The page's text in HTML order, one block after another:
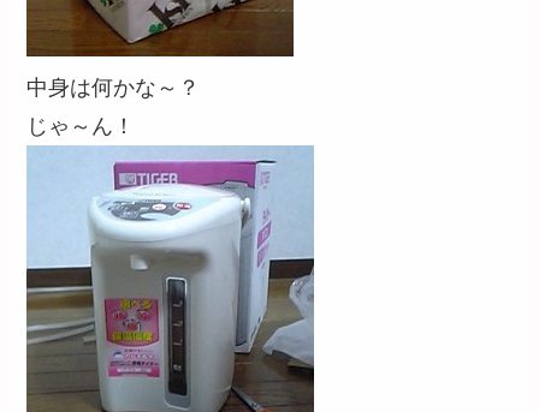
中身は何かな～？
じゃ～ん！